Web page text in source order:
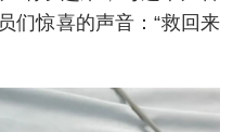
们惊喜的声音：“救回来